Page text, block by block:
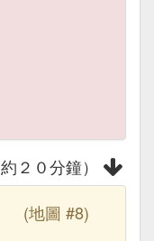
２０分鐘）
(地圖 #8)